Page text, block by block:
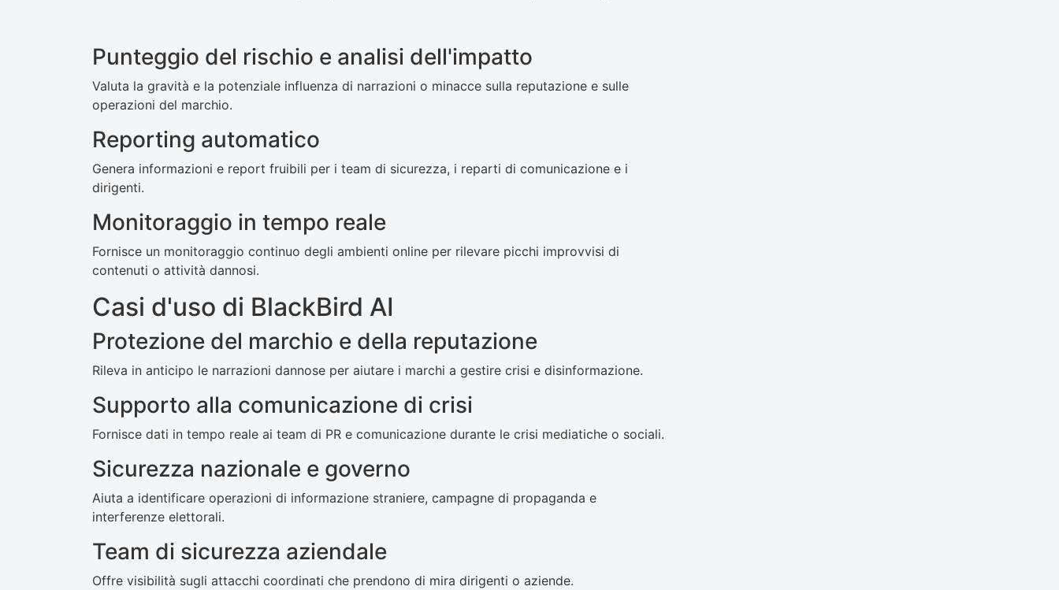
Punteggio del rischio e analisi dell'impatto
Valuta la gravità e la potenziale influenza di narrazioni o minacce sulla reputazione e sulle
operazioni del marchio.
Reporting automatico
Genera informazioni e report fruibili per i team di sicurezza, i reparti di comunicazione e i
dirigenti.
Monitoraggio in tempo reale
Fornisce un monitoraggio continuo degli ambienti online per rilevare picchi improvvisi di
contenuti o attività dannosi.
Casi d'uso di BlackBird AI
Protezione del marchio e della reputazione
Rileva in anticipo le narrazioni dannose per aiutare i marchi a gestire crisi e disinformazione.
Supporto alla comunicazione di crisi
Fornisce dati in tempo reale ai team di PR e comunicazione durante le crisi mediatiche o sociali.
Sicurezza nazionale e governo
Aiuta a identificare operazioni di informazione straniere, campagne di propaganda e
interferenze elettorali.
Team di sicurezza aziendale
Offre visibilità sugli attacchi coordinati che prendono di mira dirigenti o aziende.